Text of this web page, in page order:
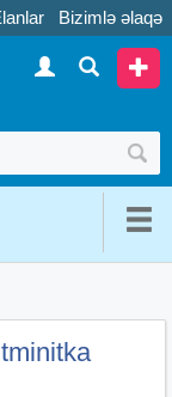
Bizimlə əlaqə